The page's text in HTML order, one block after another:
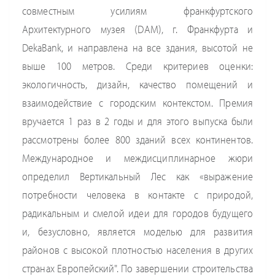
совместным усилиям франкфуртского
Архитектурного музея (DAM), г. Франкфурта и
DekaBank, и направлена на все здания, высотой не
выше 100 метров. Среди критериев оценки:
экологичность, дизайн, качество помещений и
взаимодействие с городским контекстом. Премия
вручается 1 раз в 2 годы и для этого выпуска были
рассмотрены более 800 зданий всех континентов.
Международное и междисциплинарное жюри
определил Вертикальный Лес как «выражение
потребности человека в контакте с природой,
радикальным и смелой идеи для городов будущего
и, безусловно, является моделью для развития
районов с высокой плотностью населения в других
странах Европейский". По завершении строительства